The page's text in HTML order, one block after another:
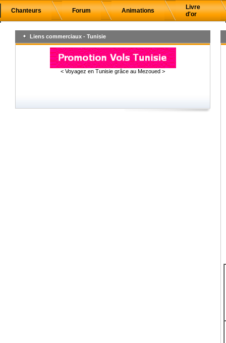
Chanteurs Forum Animations
Livre
d'or
Liens commerciaux - Tunisie
< Voyagez en Tunisie grâce au Mezoued >